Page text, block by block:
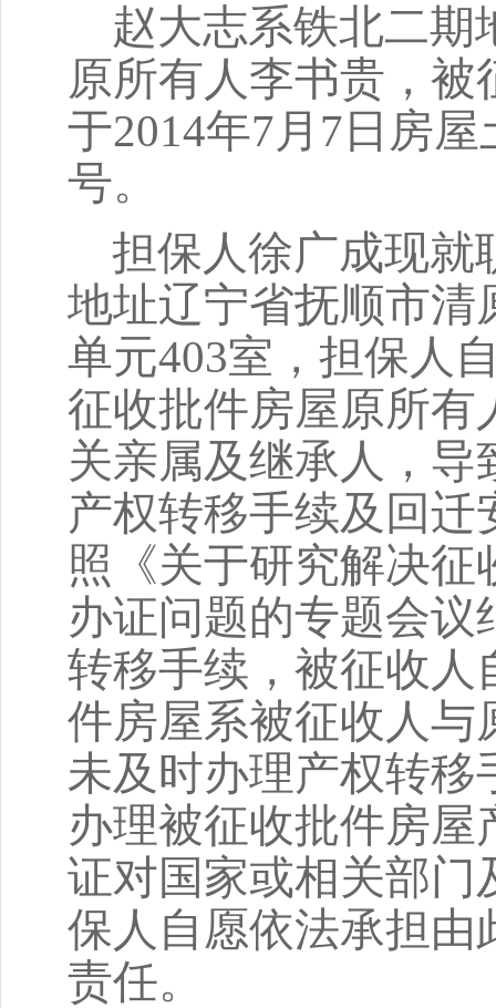
赵大志系铁北二期
原所有人李书贵，
于2014年7月7日房
号。
担保人徐广成现就
地址辽宁省抚顺市清
单元403室 ，担保人
征收批件房屋原所有
关亲属及继承人，
产权转移手续及回
照《关于研究解决
办证问题的专题会
转移手续，被征收人
件房屋系被征收人与
未及时办理产权转
办理被征收批件房
证对国家或相关部门
保人自愿依法承担由
责任。